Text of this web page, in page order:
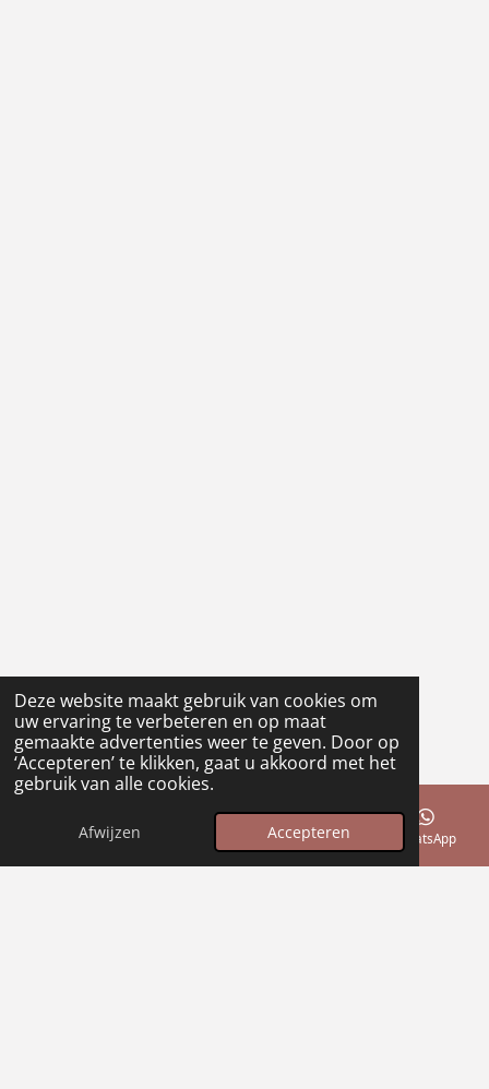
Deze website maakt gebruik van cookies om
uw ervaring te verbeteren en op maat
gemaakte advertenties weer te geven. Door op
‘Accepteren’ te klikken, gaat u akkoord met het
gebruik van alle cookies.
Afwijzen Accepteren
E-mailadres Telefoonnummer WhatsApp